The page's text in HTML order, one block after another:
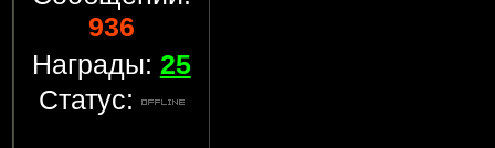
936
Награды: 25
Статус: